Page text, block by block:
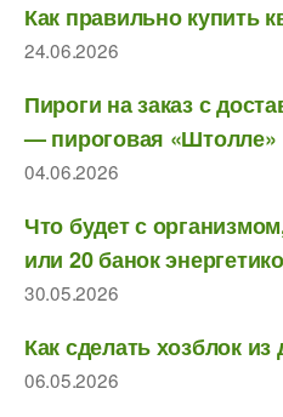
Как правильно купить
24.06.2026
Пироги на заказ с
— пироговая «Штолле»
04.06.2026
Что будет с
или 20 банок
30.05.2026
Как сделать хозблок
06.05.2026